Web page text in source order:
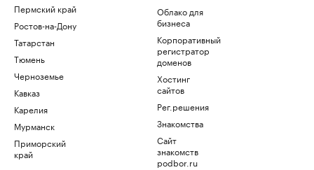
Пермский край
Ростов-на-Дону
Татарстан
Тюмень
Черноземье
Кавказ
Карелия
Мурманск
Приморский
край
Облако для
бизнеса
Корпоративный
регистратор
доменов
Хостинг
сайтов
Рег.решения
Знакомства
Сайт
знакомств
podbor.ru